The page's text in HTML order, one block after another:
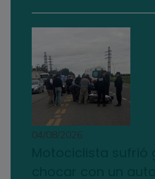
04/08/2026